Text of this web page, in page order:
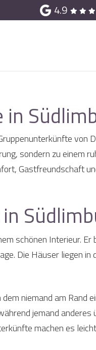
4.9
von
sondern zu einem
Gastfreundschaft
schönen Interieur.
Die Häuser liegen
niemand am Rand
jemand anderes
machen es